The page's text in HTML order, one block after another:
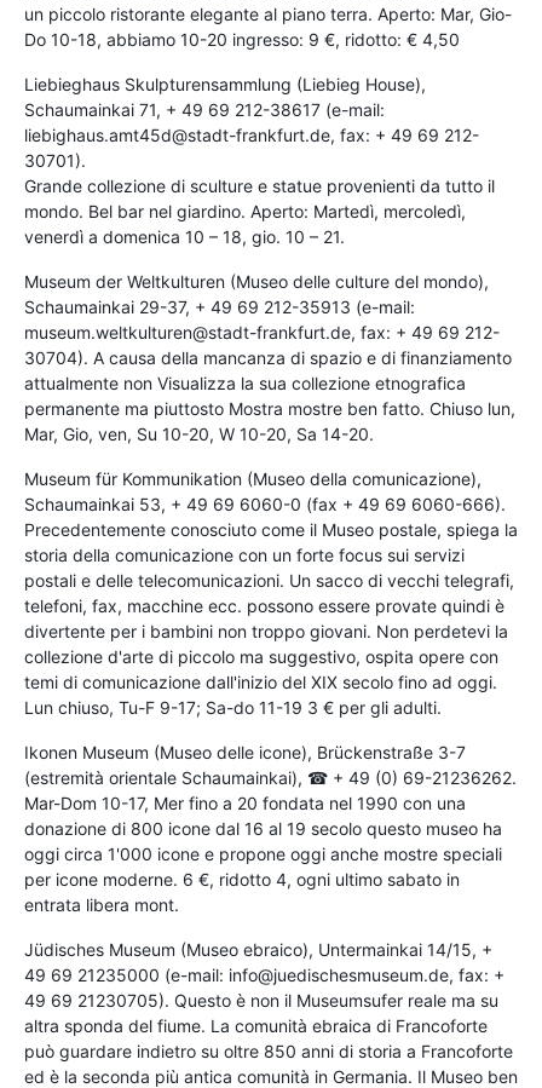
un piccolo ristorante elegante al piano terra. Aperto: Mar, Gio-
Do 10-18, abbiamo 10-20 ingresso: 9 €, ridotto: € 4,50
Liebieghaus Skulpturensammlung (Liebieg House),
Schaumainkai 71, + 49 69 212-38617 (e-mail:
liebighaus.amt45d@stadt-frankfurt.de, fax: + 49 69 212-
30701).
Grande collezione di sculture e statue provenienti da tutto il
mondo. Bel bar nel giardino. Aperto: Martedì, mercoledì,
venerdì a domenica 10 – 18, gio. 10 – 21.
Museum der Weltkulturen (Museo delle culture del mondo),
Schaumainkai 29-37, + 49 69 212-35913 (e-mail:
museum.weltkulturen@stadt-frankfurt.de, fax: + 49 69 212-
30704). A causa della mancanza di spazio e di finanziamento
attualmente non Visualizza la sua collezione etnografica
permanente ma piuttosto Mostra mostre ben fatto. Chiuso lun,
Mar, Gio, ven, Su 10-20, W 10-20, Sa 14-20.
Museum für Kommunikation (Museo della comunicazione),
Schaumainkai 53, + 49 69 6060-0 (fax + 49 69 6060-666).
Precedentemente conosciuto come il Museo postale, spiega la
storia della comunicazione con un forte focus sui servizi
postali e delle telecomunicazioni. Un sacco di vecchi telegrafi,
telefoni, fax, macchine ecc. possono essere provate quindi è
divertente per i bambini non troppo giovani. Non perdetevi la
collezione d'arte di piccolo ma suggestivo, ospita opere con
temi di comunicazione dall'inizio del XIX secolo fino ad oggi.
Lun chiuso, Tu-F 9-17; Sa-do 11-19 3 € per gli adulti.
Ikonen Museum (Museo delle icone), Brückenstraße 3-7
(estremità orientale Schaumainkai), ☎ + 49 (0) 69-21236262.
Mar-Dom 10-17, Mer fino a 20 fondata nel 1990 con una
donazione di 800 icone dal 16 al 19 secolo questo museo ha
oggi circa 1'000 icone e propone oggi anche mostre speciali
per icone moderne. 6 €, ridotto 4, ogni ultimo sabato in
entrata libera mont.
Jüdisches Museum (Museo ebraico), Untermainkai 14/15, +
49 69 21235000 (e-mail: info@juedischesmuseum.de, fax: +
49 69 21230705). Questo è non il Museumsufer reale ma su
altra sponda del fiume. La comunità ebraica di Francoforte
può guardare indietro su oltre 850 anni di storia a Francoforte
ed è la seconda più antica comunità in Germania. Il Museo ben